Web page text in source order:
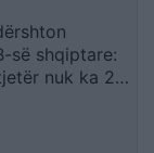
së shqiptare:
nuk ka 22